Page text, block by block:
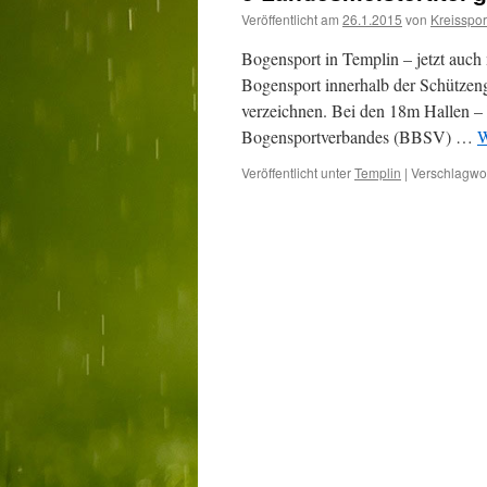
Veröffentlicht am 26.1.2015 von
Bogensport in Templin – jetzt
Bogensport innerhalb der
verzeichnen. Bei den 18m Hallen
Bogensportverbandes (BBSV) …
Veröffentlicht unterTemplin |